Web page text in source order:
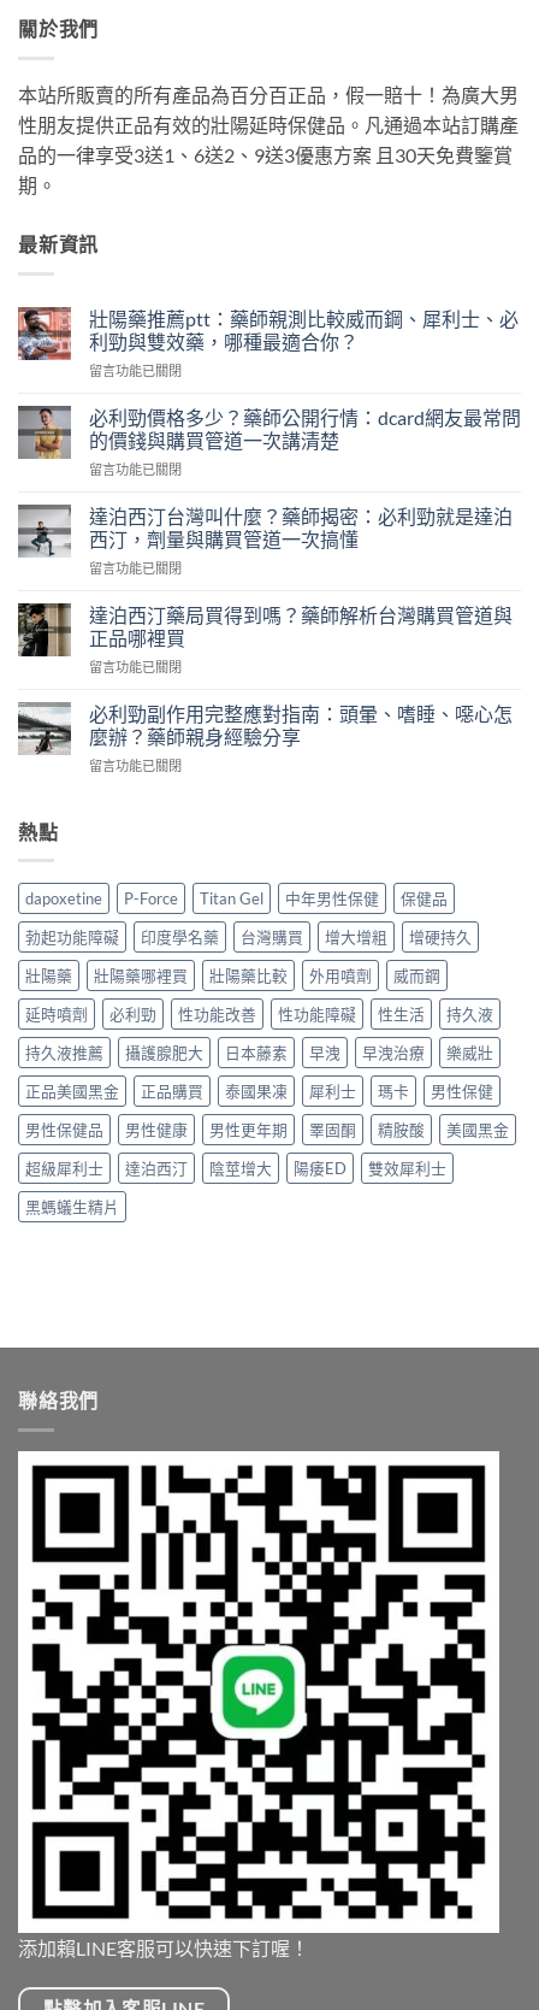
關於我們
本站所販賣的所有產品為百分百正品，假一賠十！為廣大男
性朋友提供正品有效的壯陽延時保健品。凡通過本站訂購產
品的一律享受3送1、6送2、9送3優惠方案 且30天免費鑒賞
期。
最新資訊
壯陽藥推薦ptt：藥師親測比較威而鋼、犀利士、必
利勁與雙效藥，哪種最適合你？
在
陽
藥
推
薦
藥
師
親
測
較
威
鋼、
利
士、
必
藥，
哪
種
最
適
合
你？〉
中
留言功能已關閉
必利勁價格多少？藥師公開行情：dcard網友最常問
的價錢與購買管道一次講清楚
在
利
勁
價
格
少？
藥
師
公
行
情：
網
價
錢
與
購
買
管
一
次
講
清
楚〉
中
留言功能已關閉
達泊西汀台灣叫什麼？藥師揭密：必利勁就是達泊
西汀，劑量與購買管道一次搞懂
在
泊
西
汀
台
叫
什
麼？
藥
勁
就
是
達
泊
西
汀，
劑
量
與
購
買
管
道
一
次
搞
留言功能已關閉
達泊西汀藥局買得到嗎？藥師解析台灣購買管道與
正品哪裡買
在
泊
西
汀
藥
師
解
析
台
灣
買
管
道
與
正
品
哪
裡
買〉
中
留言功能已關閉
必利勁副作用完整應對指南：頭暈、嗜睡、噁心怎
麼辦？藥師親身經驗分享
在
用
完
整
應
對
指
南：
頭
暈、
嗜
睡、
噁
心
怎
麼
辦？
藥
留言功能已關閉
熱點
dapoxetine P-Force Titan Gel 中年男性保健
保健品
勃起功能障礙
印度學名藥 台灣購買 增大增粗
增硬持久
壯陽藥
壯陽藥哪裡買 壯陽藥比較 外用噴劑
威而鋼
延時噴劑
必利勁 性功能改善 性功能障礙 性生活
持久液
持久液推薦
攝護腺肥大 日本藤素 早洩 早洩治療
樂威壯
正品美國黑金
正品購買 泰國果凍 犀利士 瑪卡
男性保健
男性保健品
男性健康 男性更年期 睪固酮 精胺酸
美國黑金
超級犀利士
達泊西汀 陰莖增大 陽痿ED
雙效犀利士
黑螞蟻生精片
聯絡我們
添加賴LINE客服可以快速下訂喔！